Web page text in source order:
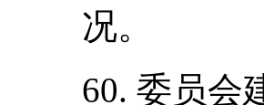
况。
60. 委员会